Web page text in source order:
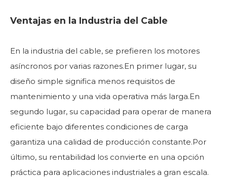
Ventajas en la Industria del Cable
En la industria del cable, se prefieren los motores
asíncronos por varias razones.En primer lugar, su
diseño simple significa menos requisitos de
mantenimiento y una vida operativa más larga.En
segundo lugar, su capacidad para operar de manera
eficiente bajo diferentes condiciones de carga
garantiza una calidad de producción constante.Por
último, su rentabilidad los convierte en una opción
práctica para aplicaciones industriales a gran escala.